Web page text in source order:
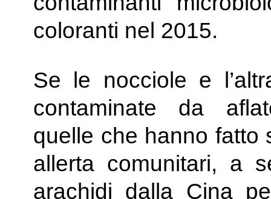
coloranti nel 2015.
Se le nocciole e
contaminate da
quelle che hanno fatto
allerta comunitari, a
arachidi dalla Cina